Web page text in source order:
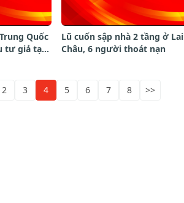
Quốc
tư giả tại
Lũ cuốn sập nhà 2 tầng ở Lai
Châu, 6 người thoát nạn
2 3 4 5 6 7 8 >>